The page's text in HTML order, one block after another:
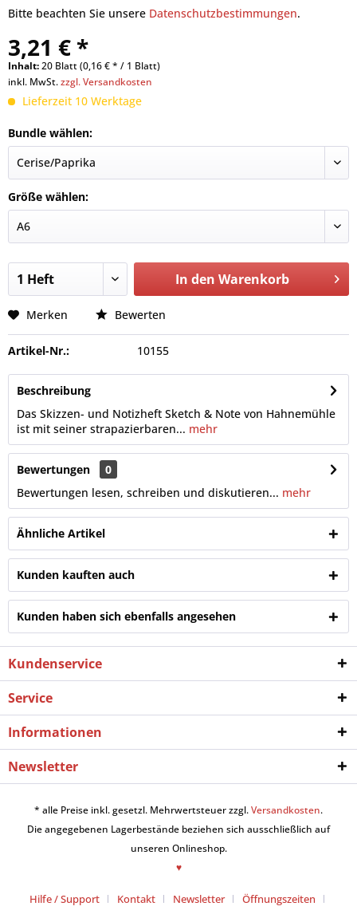
Bitte beachten Sie unsere Datenschutzbestimmungen.
3,21 € *
Inhalt:20 Blatt (0,16 € * / 1 Blatt)
inkl. MwSt.zzgl. Versandkosten
Lieferzeit 10 Werktage
Bundle wählen:
Größe wählen:
In den Warenkorb
Merken Bewerten
Artikel-Nr.: 10155
Beschreibung
Das Skizzen- und Notizheft Sketch & Note von Hahnemühle
ist mit seiner strapazierbaren... mehr
Bewertungen
0
Bewertungen lesen, schreiben und diskutieren... mehr
Ähnliche Artikel
Kunden kauften auch
Kunden haben sich ebenfalls angesehen
Kundenservice
Service
Informationen
Newsletter
* alle Preise inkl. gesetzl. Mehrwertsteuer zzgl.Versandkosten.
Die angegebenen Lagerbestände beziehen sich ausschließlich auf
unseren Onlineshop.
♥
Hilfe / Support Kontakt Newsletter
Öffnungszeiten